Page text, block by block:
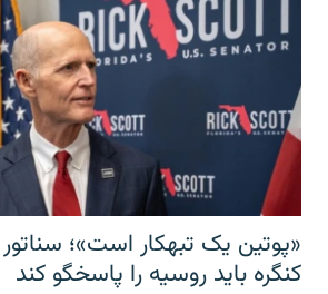
«پوتین یک تبهکار است»؛
کنگره باید روسیه را پاسخگو کند